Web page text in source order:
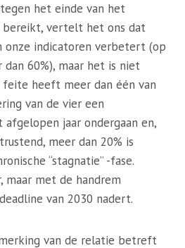
het einde van het
bereikt, vertelt het ons dat
onze indicatoren verbetert (op
60%), maar het is niet
heeft meer dan één van
van de vier een
jaar ondergaan en,
meer dan 20% is
“stagnatie” -fase.
maar met de handrem
van 2030 nadert.
van de relatie betreft